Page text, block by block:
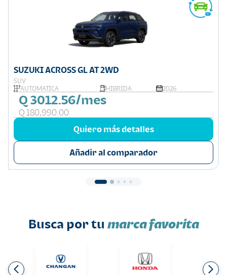
SUZUKI ACROSS GL AT 2WD
SUV
AUTOMÁTICA
HIBRIDA 2026
Q 3012.56/mes
Q 180,990.00
Quiero más detalles
Añadir al comparador
Busca por tu marca favorita